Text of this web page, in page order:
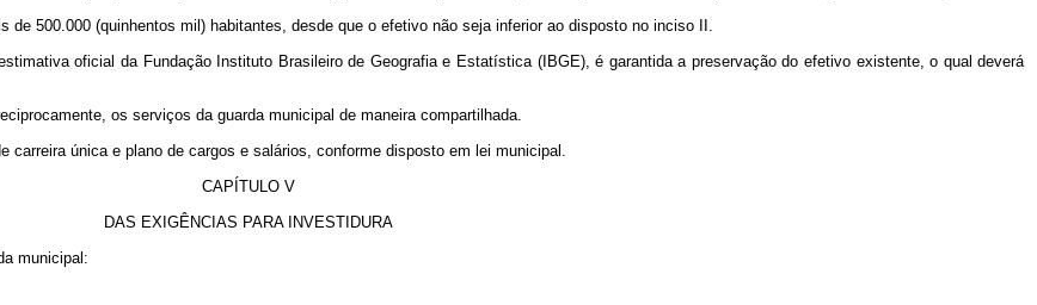
500.000 (quinhentos mil) habitantes, desde que o efetivo não seja inferior ao disposto no inciso II.
oficial da Fundação Instituto Brasileiro de Geografia e Estatística (IBGE), é garantida a preservação do efetivo existente, o qual deverá
os serviços da guarda municipal de maneira compartilhada.
única e plano de cargos e salários, conforme disposto em lei municipal.
CAPÍTULO V
DAS EXIGÊNCIAS PARA INVESTIDURA
municipal: